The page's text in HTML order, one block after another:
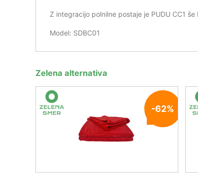
Z integracijo polnilne postaje je PUDU CC1
Model: SDBC01
Zelena alternativa
-62%